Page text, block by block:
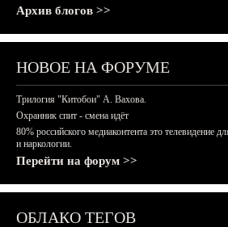
Архив блогов >>
НОВОЕ НА ФОРУМЕ
Трилогия "Китобои" А. Вахова.
Охранник спит - смена идёт
80% российского медиаконтента это телевидение
и наркологии.
Перейти на форум >>
ОБЛАКО ТЕГОВ